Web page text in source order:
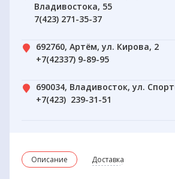
Описание Доставка
Владивостока, 55
7(423) 271-35-37
692760, Артём, ул. Кирова, 2
+7(42337) 9-89-95
690034, Владивосток, ул.
+7(423) 239-31-51